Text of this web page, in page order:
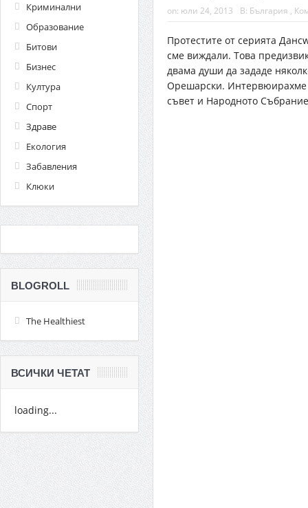
on: юли 24, 2013 В: България ,
Протестите от серията
сме виждали. Това
двама души да зададе
Орешарски. Интервюирахме
съвет и Народното
Криминални
Образование
Битови
Бизнес
Култура
Спорт
Здраве
Екология
Забавления
Клюки
BLOGROLL
The Healthiest
ВСИЧКИ ЧЕТАТ
loading...